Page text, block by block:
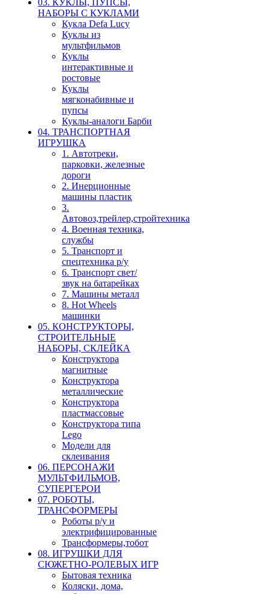
НАБОРЫ С КУКЛАМИ
Кукла Defa Lucy
Куклы из
мультфильмов
Куклы
интерактивные и
ростовые
Куклы
мягконабивные и
пупсы
Куклы-аналоги Барби
04. ТРАНСПОРТНАЯ
ИГРУШКА
1. Автотреки,
парковки, железные
дороги
2. Инерционные
машины пластик
3.
Автовоз,трейлер,стройтехника
4. Военная техника,
службы
5. Транспорт и
спецтехника р/у
6. Транспорт свет/
звук на батарейках
7. Машины металл
8. Hot Wheels
машинки
05. КОНСТРУКТОРЫ,
СТРОИТЕЛЬНЫЕ
НАБОРЫ, СКЛЕЙКА
Конструктора
магнитные
Конструктора
металлические
Конструктора
пластмассовые
Конструктора типа
Lego
Модели для
склеивания
06. ПЕРСОНАЖИ
МУЛЬТФИЛЬМОВ,
СУПЕРГЕРОИ
07. РОБОТЫ,
ТРАНСФОРМЕРЫ
Роботы р/у и
электрифицированные
Трансформеры,тобот
08. ИГРУШКИ ДЛЯ
СЮЖЕТНО-РОЛЕВЫХ ИГР
Бытовая техника
Коляски, дома,